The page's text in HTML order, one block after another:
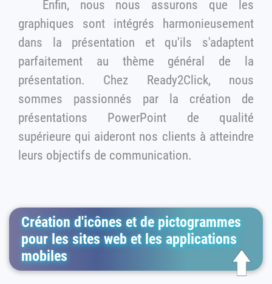
Enfin, nous nous assurons que les
graphiques sont intégrés harmonieusement
dans la présentation et qu'ils s'adaptent
parfaitement au thème général de la
présentation. Chez Ready2Click, nous
sommes passionnés par la création de
présentations PowerPoint de qualité
supérieure qui aideront nos clients à atteindre
leurs objectifs de communication.
Création d'icônes et de pictogrammes
pour les sites web et les applications
mobiles